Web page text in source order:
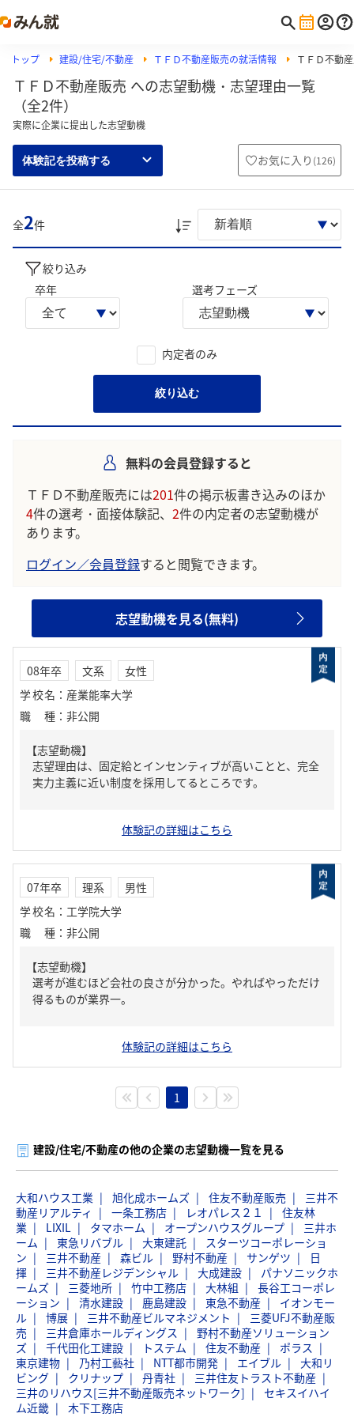
トップ 建設/住宅/不動産 ＴＦＤ不動産販売の就活情報 ＴＦＤ不動
ＴＦＤ不動産販売 への志望動機・志望理由一覧
（全2件）
実際に企業に提出した志望動機
体験記を投稿する お気に入り (126)
全2件
絞り込み
卒年
選考フェーズ
内定者のみ
絞り込む
無料の会員登録すると
ＴＦＤ不動産販売には201件の掲示板書き込みのほか
4件の選考・面接体験記、 2件の内定者の志望動機が
あります。
ログイン／会員登録すると閲覧できます。
志望動機を見る(無料)
08年卒 文系
女性
学校名 ： 産業能率大学
職種 ： 非公開
【志望動機】
志望理由は、固定給とインセンティブが高いことと、完全
実力主義に近い制度を採用してるところです。
体験記の詳細はこちら
07年卒 理系
男性
学校名 ： 工学院大学
職種 ： 非公開
【志望動機】
選考が進むほど会社の良さが分かった。やればやっただけ
得るものが業界一。
体験記の詳細はこちら
1
建設/住宅/不動産の他の企業の志望動機一覧を見る
大和ハウス工業 旭化成ホームズ 住友不動産販売
三井不
動産リアルティ
一条工務店 レオパレス２１
住友林
業
LIXIL タマホーム オープンハウスグループ
三井ホ
ーム
東急リバブル 大東建託
スターツコーポレーショ
ン
三井不動産 森ビル 野村不動産 サンゲツ
日
揮
三井不動産レジデンシャル 大成建設
パナソニックホ
ームズ
三菱地所 竹中工務店 大林組
長谷工コーポレ
ーション
清水建設 鹿島建設 東急不動産
イオンモー
ル
博展 三井不動産ビルマネジメント
三菱UFJ不動産販
売
三井倉庫ホールディングス
野村不動産ソリューション
ズ
千代田化工建設 トステム 住友不動産
ポラス
東京建物
乃村工藝社 NTT都市開発 エイブル
大和リ
ビング
クリナップ 丹青社
三井住友トラスト不動産
三井のリハウス[三井不動産販売ネットワーク]
セキスイハイ
ム近畿
木下工務店